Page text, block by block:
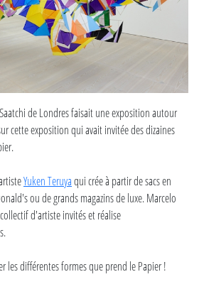
de Londres faisait une exposition autour
cette exposition qui avait invitée des dizaines
Yuken Teruyaqui crée à partir de sacs en
ou de grands magazins de luxe. Marcelo
d'artiste invités et réalise
les différentes formes que prend le Papier !